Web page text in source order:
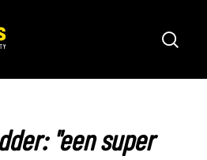
"een super